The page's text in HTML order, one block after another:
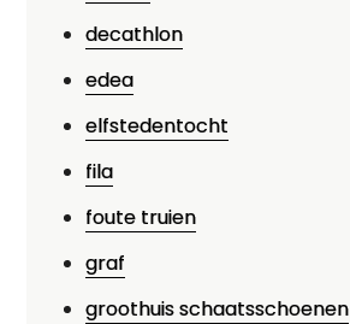
decathlon
edea
elfstedentocht
fila
foute truien
graf
groothuis schaatsschoenen